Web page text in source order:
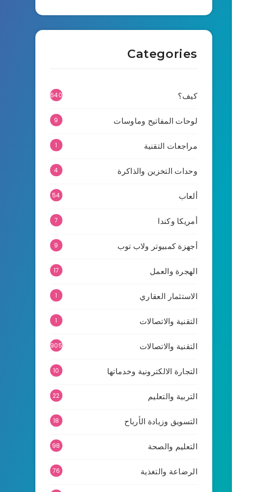
Categories
كيف؟ 640
لوحات المفاتيح وماوسات 9
مراجعات التقنية 1
وحدات التخزين والذاكرة 4
ألعاب 54
أمريكا وكندا 7
أجهزة كمبيوتر ولاب توب 9
الهجرة والعمل 17
الاستثمار العقاري 1
التقنية والاتصالات 1
التقنية والاتصالات 905
التجارة الالكترونية وخدماتها 10
التربية والتعليم 22
التسويق وزيادة الأرباح 18
التعليم والصحة 98
الرضاعة والتغذية 76